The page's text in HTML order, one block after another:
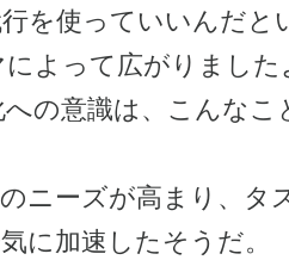
を使っていいんだと
よって広がりました
の意識は、こんなこ
ニーズが高まり、タ
に加速したそうだ。